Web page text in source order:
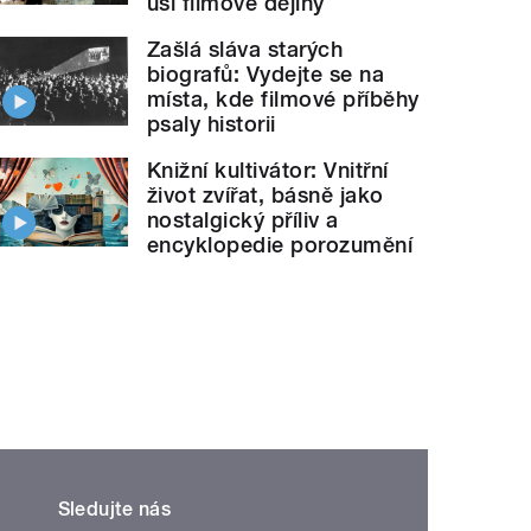
Zašlá sláva starých
biografů: Vydejte se na
místa, kde filmové příběhy
psaly historii
Knižní kultivátor: Vnitřní
život zvířat, básně jako
nostalgický příliv a
encyklopedie porozumění
Sledujte nás